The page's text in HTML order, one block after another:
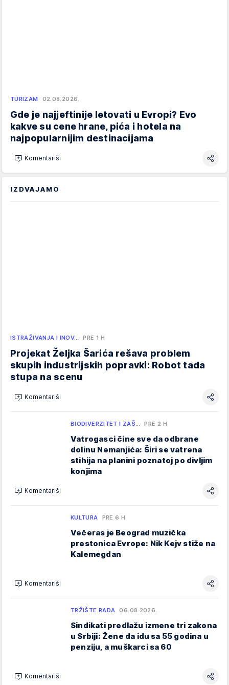
TURIZAM 02.08.2026.
Gde je najjeftinije letovati u Evropi? Evo
kakve su cene hrane, pića i hotela na
najpopularnijim destinacijama
Komentariši
IZDVAJAMO
ISTRAŽIVANJA I INOV… PRE 1 H
Projekat Željka Šarića rešava problem
skupih industrijskih popravki: Robot tada
stupa na scenu
Komentariši
BIODIVERZITET I ZAŠ… PRE 2 H
Vatrogasci čine sve da odbrane
dolinu Nemanjića: Širi se vatrena
stihija na planini poznatoj po divljim
konjima
Komentariši
KULTURA PRE 6 H
Večeras je Beograd muzička
prestonica Evrope: Nik Kejv stiže na
Kalemegdan
Komentariši
TRŽIŠTE RADA 06.08.2026.
Sindikati predlažu izmene tri zakona
u Srbiji: Žene da idu sa 55 godina u
penziju, a muškarci sa 60
Komentariši